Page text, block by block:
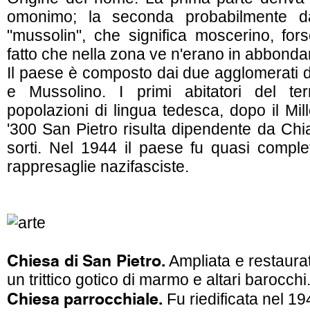
omonimo; la seconda probabilmente
"mussolin", che significa moscerino,
fatto che nella zona ve n'erano in
Il paese è composto dai due agglomerati
e Mussolino. I primi abitatori del
popolazioni di lingua tedesca, dopo il
'300 San Pietro risulta dipendente da
sorti. Nel 1944 il paese fu quasi
rappresaglie nazifasciste.
Chiesa di San Pietro. Ampliata e
un trittico gotico di marmo e altari barocchi.
Chiesa parrocchiale. Fu riedificata nel